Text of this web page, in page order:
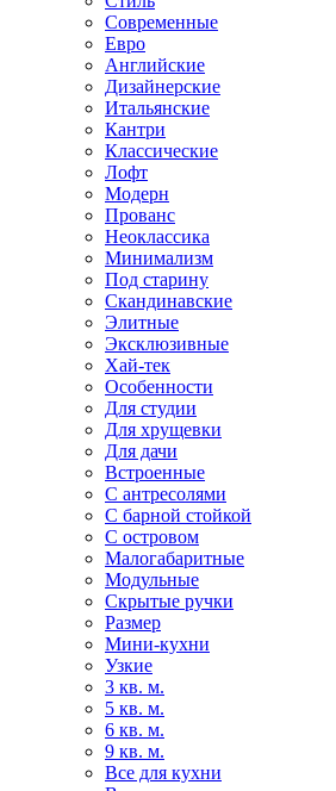
Современные
Евро
Английские
Дизайнерские
Итальянские
Кантри
Классические
Лофт
Модерн
Прованс
Неоклассика
Минимализм
Под старину
Скандинавские
Элитные
Эксклюзивные
Хай-тек
Особенности
Для студии
Для хрущевки
Для дачи
Встроенные
С антресолями
С барной стойкой
С островом
Малогабаритные
Модульные
Скрытые ручки
Размер
Мини-кухни
Узкие
3 кв. м.
5 кв. м.
6 кв. м.
9 кв. м.
Все для кухни